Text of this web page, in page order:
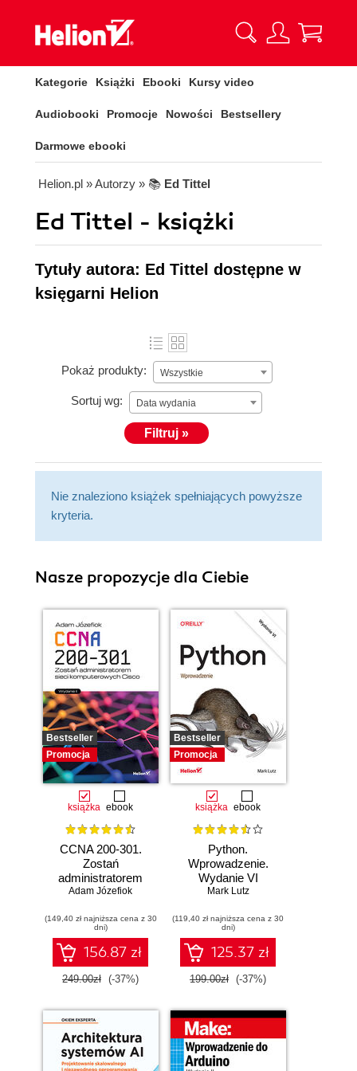
Kategorie Książki Ebooki Kursy video
Audiobooki Promocje Nowości Bestsellery
Darmowe ebooki
Helion.pl » Autorzy » 📚 Ed Tittel
Ed Tittel - książki
Tytuły autora: Ed Tittel dostępne w
księgarni Helion
Pokaż produkty: Wszystkie
Sortuj wg: Data wydania
Filtruj »
Nie znaleziono książek spełniających powyższe
kryteria.
Nasze propozycje dla Ciebie
Bestseller
Promocja
książka ebook
CCNA 200-301.
Zostań
administratorem
sieci
Cisco. Wydanie II
Adam Józefiok
(149,40 zł najniższa cena z 30
dni)
156.87 zł
249.00zł (-37%)
Bestseller
Promocja
książka ebook
Python.
Wprowadzenie.
Wydanie VI
Mark Lutz
(119,40 zł najniższa cena z 30
dni)
125.37 zł
199.00zł (-37%)